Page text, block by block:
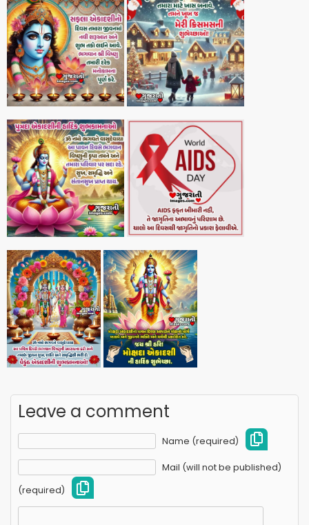
Leave a comment
Name (required)
Mail (will not be published)
(required)